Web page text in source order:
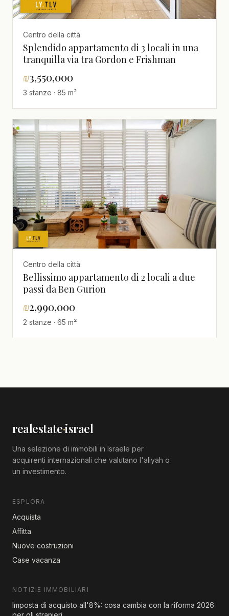
Centro della città
Splendido appartamento di 3 locali in una
tranquilla via tra Gordon e Frishman
₪3,550,000
3 stanze · 85 m²
Centro della città
Bellissimo appartamento di 2 locali a due
passi da Ben Gurion
₪2,990,000
2 stanze · 65 m²
realestate·israel
Una selezione di immobili in Israele per
acquirenti internazionali che valutano l'aliyah o
un investimento.
ESPLORA
Acquista
Affitta
Nuove costruzioni
Case vacanza
NOTIZIE IMMOBILIARI
Imposta di acquisto all'8%: cosa cambia con la riforma 2026